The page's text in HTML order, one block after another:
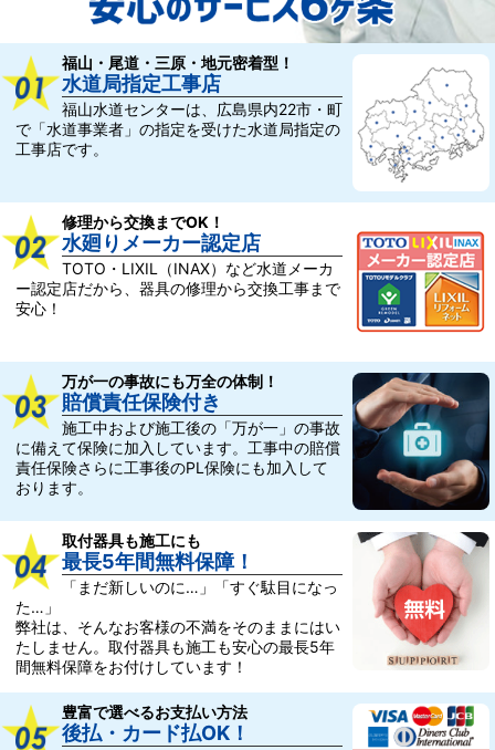
福山・尾道・三原・地元密着型！
水道局指定工事店
福山水道センターは、広島県内22市・町
で「水道事業者」の指定を受けた水道局指定の
工事店です。
修理から交換までOK！
水廻りメーカー認定店
TOTO・LIXIL（INAX）など水道メーカ
ー認定店だから、器具の修理から交換工事まで
安心！
万が一の事故にも万全の体制！
賠償責任保険付き
施工中および施工後の「万が一」の事故
に備えて保険に加入しています。工事中の賠償
責任保険さらに工事後のPL保険にも加入して
おります。
取付器具も施工にも
最長5年間無料保障！
「まだ新しいのに…」「すぐ駄目になっ
た…」
弊社は、そんなお客様の不満をそのままにはい
たしません。取付器具も施工も安心の最長5年
間無料保障をお付けしています！
豊富で選べるお支払い方法
後払・カード払OK！